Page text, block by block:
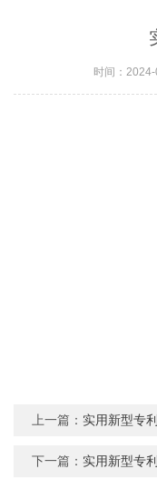
时间：
上一篇： 实用新型专利
下一篇： 实用新型专利